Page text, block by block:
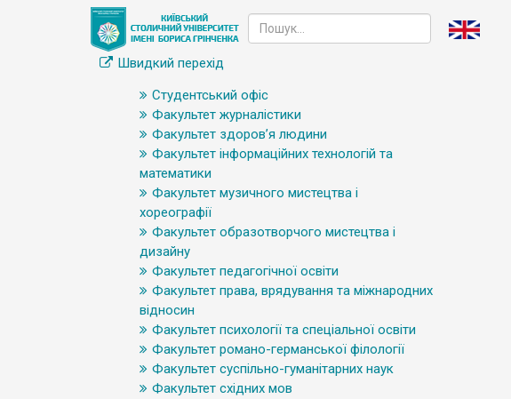
Швидкий перехід
Студентський офіс
Факультет журналістики
Факультет здоров’я людини
Факультет інформаційних технологій та
математики
Факультет музичного мистецтва і
хореографії
Факультет образотворчого мистецтва і
дизайну
Факультет педагогічної освіти
Факультет права, врядування та міжнародних
відносин
Факультет психології та спеціальної освіти
Факультет романо-германської філології
Факультет суспільно-гуманітарних наук
Факультет східних мов